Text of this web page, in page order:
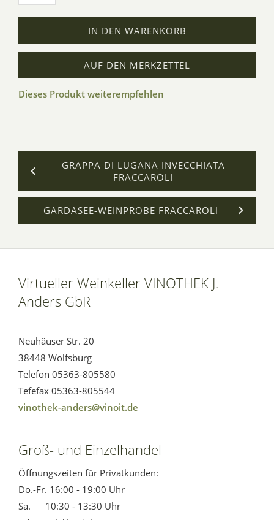
IN DEN WARENKORB
AUF DEN MERKZETTEL
Dieses Produkt weiterempfehlen
GRAPPA DI LUGANA INVECCHIATA
FRACCAROLI
GARDASEE-WEINPROBE FRACCAROLI
Virtueller Weinkeller VINOTHEK J.
Anders GbR
Neuhäuser Str. 20
38448 Wolfsburg
Telefon 05363-805580
Tefefax 05363-805544
vinothek-anders@vinoit.de
Groß- und Einzelhandel
Öffnungszeiten für Privatkunden:
Do.-Fr. 16:00 - 19:00 Uhr
Sa. 10:30 - 13:30 Uhr